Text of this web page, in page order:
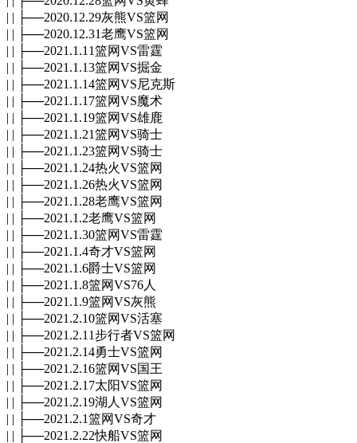
| | ├──2020.12.29灰熊VS篮网
| | ├──2020.12.31老鹰VS篮网
| | ├──2021.1.11篮网VS雷霆
| | ├──2021.1.13篮网VS掘金
| | ├──2021.1.14篮网VS尼克斯
| | ├──2021.1.17篮网VS魔术
| | ├──2021.1.19篮网VS雄鹿
| | ├──2021.1.21篮网VS骑士
| | ├──2021.1.23篮网VS骑士
| | ├──2021.1.24热火VS篮网
| | ├──2021.1.26热火VS篮网
| | ├──2021.1.28老鹰VS篮网
| | ├──2021.1.2老鹰VS篮网
| | ├──2021.1.30篮网VS雷霆
| | ├──2021.1.4奇才VS篮网
| | ├──2021.1.6爵士VS篮网
| | ├──2021.1.8篮网VS76人
| | ├──2021.1.9篮网VS灰熊
| | ├──2021.2.10篮网VS活塞
| | ├──2021.2.11步行者VS篮网
| | ├──2021.2.14勇士VS篮网
| | ├──2021.2.16篮网VS国王
| | ├──2021.2.17太阳VS篮网
| | ├──2021.2.19湖人VS篮网
| | ├──2021.2.1篮网VS奇才
| | ├──2021.2.22快船VS篮网